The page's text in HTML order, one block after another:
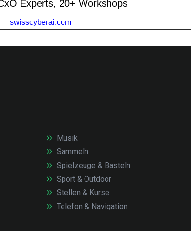
Musik
Sammeln
Spielzeuge & Basteln
Sport & Outdoor
Stellen & Kurse
Telefon & Navigation